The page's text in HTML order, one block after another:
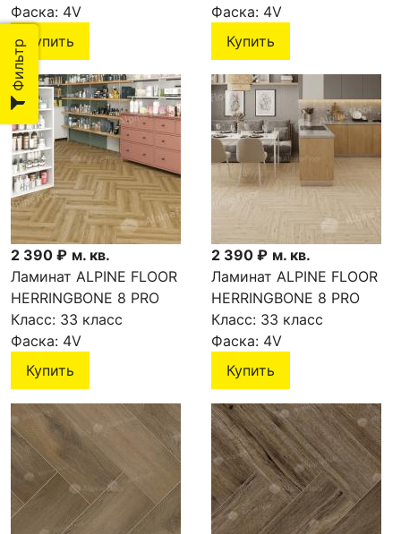
Фильтр
Фаска: 4V
Купить
Фаска: 4V
Купить
2 390 ₽ м. кв.
Ламинат ALPINE FLOOR
HERRINGBONE 8 PRO
Дуб Эльзас LF102-2
Класс: 33 класс
Фаска: 4V
Купить
2 390 ₽ м. кв.
Ламинат ALPINE FLOOR
HERRINGBONE 8 PRO
Дуб Лион LF102-1
Класс: 33 класс
Фаска: 4V
Купить